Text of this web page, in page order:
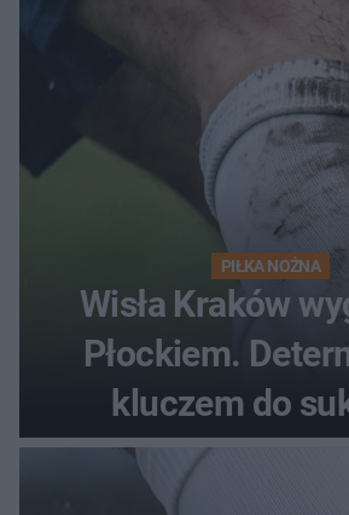
PIŁKA NOŻNA
Wisła Kraków
Płockiem.
kluczem do